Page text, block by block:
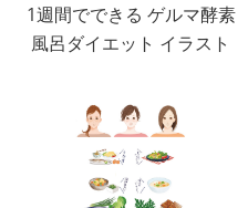
1週間でできる ゲルマ酵素
風呂ダイエット イラスト